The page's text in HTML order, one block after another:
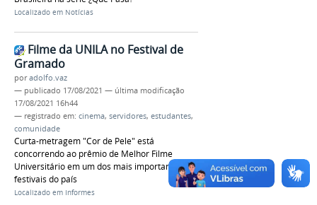
Localizado em Notícias
Filme da UNILA no Festival de
Gramado
poradolfo.vaz
— publicado 17/08/2021 — última modificação
17/08/2021 16h44
— registrado em: cinema, servidores, estudantes,
comunidade
Curta-metragem "Cor de Pele" está
concorrendo ao prêmio de Melhor Filme
Universitário em um dos mais importantes
festivais do país
Localizado em Informes